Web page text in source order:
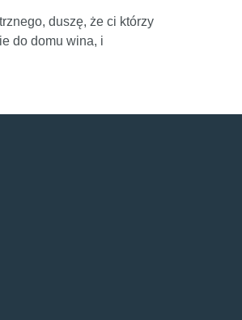
duszę, że ci którzy
do domu wina, i